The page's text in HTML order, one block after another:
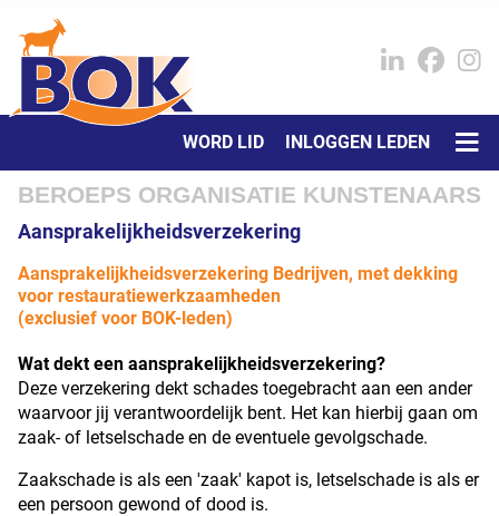
WORD LID INLOGGEN LEDEN
BEROEPS ORGANISATIE KUNSTENAARS
Aansprakelijkheidsverzekering
Aansprakelijkheidsverzekering Bedrijven, met dekking
voor restauratiewerkzaamheden
(exclusief voor BOK-leden)
Wat dekt een aansprakelijkheidsverzekering?
Deze verzekering dekt schades toegebracht aan een ander
waarvoor jij verantwoordelijk bent. Het kan hierbij gaan om
zaak- of letselschade en de eventuele gevolgschade.
Zaakschade is als een 'zaak' kapot is, letselschade is als er
een persoon gewond of dood is.